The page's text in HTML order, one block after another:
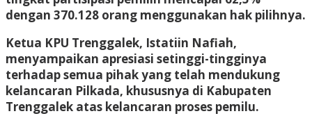
dengan 370.128 orang menggunakan hak pilihnya.
Ketua KPU Trenggalek, Istatiin Nafiah,
menyampaikan apresiasi setinggi-tingginya
terhadap semua pihak yang telah mendukung
kelancaran Pilkada, khususnya di Kabupaten
Trenggalek atas kelancaran proses pemilu.